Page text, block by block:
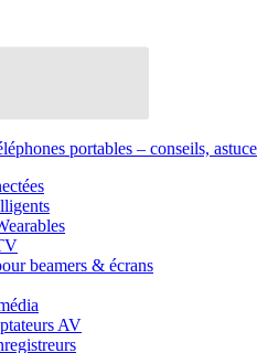
portables – conseils,
beamers & écrans
AV